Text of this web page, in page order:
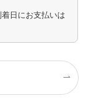
日にお支払いは